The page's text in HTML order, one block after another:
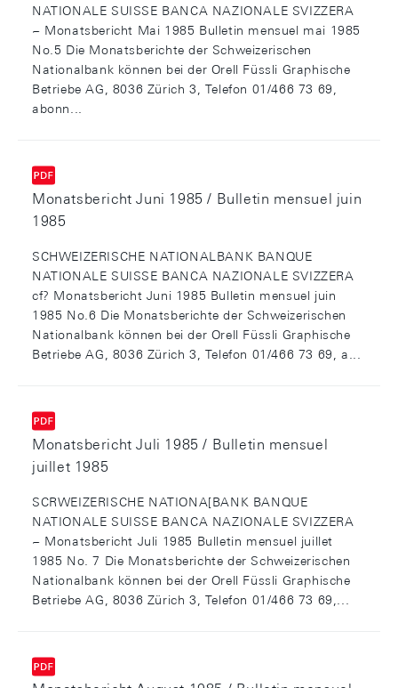
NATIONALE SUISSE BANCA NAZIONALE SVIZZERA
~ Monatsbericht Mai 1985 Bulletin mensuel mai 1985
No.5 Die Monatsberichte der Schweizerischen
Nationalbank können bei der Orell Füssli Graphische
Betriebe AG, 8036 Zürich 3, Telefon 01/466 73 69,
abonn...
Monatsbericht Juni 1985 / Bulletin mensuel juin
1985
SCHWEIZERISCHE NATIONALBANK BANQUE
NATIONALE SUISSE BANCA NAZIONALE SVIZZERA
cf? Monatsbericht Juni 1985 Bulletin mensuel juin
1985 No.6 Die Monatsberichte der Schweizerischen
Nationalbank können bei der Orell Füssli Graphische
Betriebe AG, 8036 Zürich 3, Telefon 01/466 73 69, a...
Monatsbericht Juli 1985 / Bulletin mensuel
juillet 1985
SCRWEIZERISCHE NATIONA[BANK BANQUE
NATIONALE SUISSE BANCA NAZIONALE SVIZZERA
~ Monatsbericht Juli 1985 Bulletin mensuel juillet
1985 No. 7 Die Monatsberichte der Schweizerischen
Nationalbank können bei der Orell Füssli Graphische
Betriebe AG, 8036 Zürich 3, Telefon 01/466 73 69,...